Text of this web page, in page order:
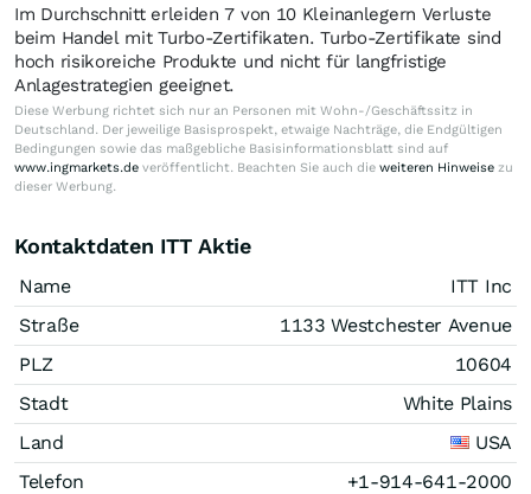
Im Durchschnitt erleiden 7 von 10 Kleinanlegern Verluste
beim Handel mit Turbo-Zertifikaten. Turbo-Zertifikate sind
hoch risikoreiche Produkte und nicht für langfristige
Anlagestrategien geeignet.
Diese Werbung richtet sich nur an Personen mit Wohn-/Geschäftssitz in
Deutschland. Der jeweilige Basisprospekt, etwaige Nachträge, die Endgültigen
Bedingungen sowie das maßgebliche Basisinformationsblatt sind auf
www.ingmarkets.de veröffentlicht. Beachten Sie auch die weiteren Hinweise zu
dieser Werbung.
Kontaktdaten ITT Aktie
Name
ITT Inc
Straße
1133 Westchester Avenue
PLZ
10604
Stadt
White Plains
Land
USA
Telefon
+1-914-641-2000